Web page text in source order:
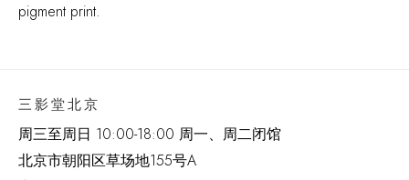
pigment print.
三影堂北京
周三至周日 10:00-18:00 周一、周二闭馆
北京市朝阳区草场地155号A